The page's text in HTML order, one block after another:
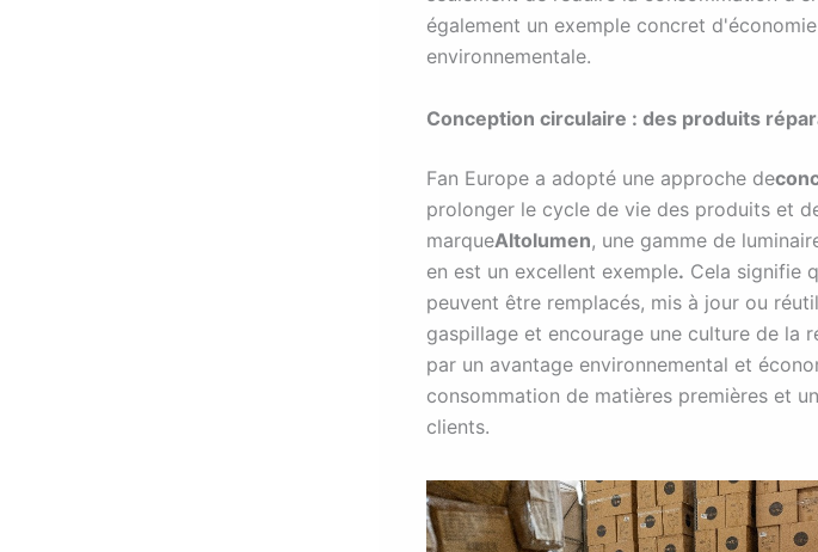
également un exemple concret
environnementale.
Conception circulaire : des produits
Fan Europe a adopté une approche de
prolonger le cycle de vie des produits et
marqueAltolumen, une gamme de
en est un excellent exemple. Cela signifie
peuvent être remplacés, mis à jour ou
gaspillage et encourage une culture de la
par un avantage environnemental et
consommation de matières premières et
clients.